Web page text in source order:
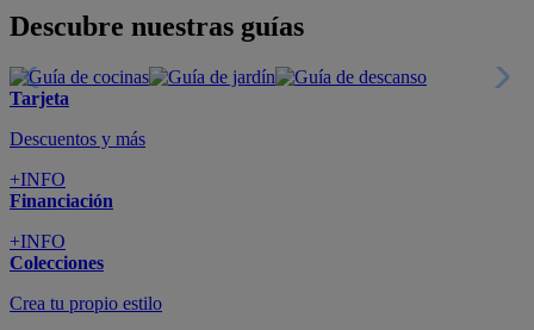
Descubre nuestras guías
Tarjeta
Descuentos y más
+INFO
Financiación
+INFO
Colecciones
Crea tu propio estilo